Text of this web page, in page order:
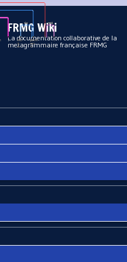
principal
FRMG Wiki
La documentation collaborative de la
metagrammaire française FRMG